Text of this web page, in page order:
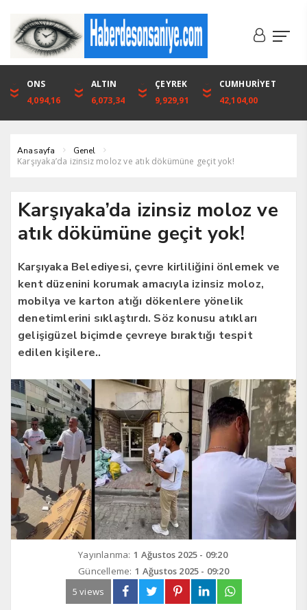
DOLAR
46,1316
EURO
53,3001
ALTIN
6,073,34
BIST
1.720,92
ONS
4,094,16
ALTIN
6,073,34
ÇEYREK
9,929,91
CUMHURİYET
42,104,00
Anasayfa Genel
Karşıyaka’da izinsiz moloz ve atık dökümüne geçit yok!
Karşıyaka’da izinsiz moloz ve
atık dökümüne geçit yok!
Karşıyaka Belediyesi, çevre kirliliğini önlemek ve
kent düzenini korumak amacıyla izinsiz moloz,
mobilya ve karton atığı dökenlere yönelik
denetimlerini sıklaştırdı. Söz konusu atıkları
gelişigüzel biçimde çevreye bıraktığı tespit
edilen kişilere..
Yayınlanma: 1 Ağustos 2025 - 09:20
Güncelleme: 1 Ağustos 2025 - 09:20
5 views